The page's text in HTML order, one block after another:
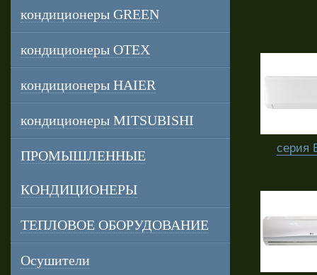
кондиционеры GREEN
кондиционеры OTEX
кондиционеры HAIER
кондиционеры MITSUBISHI
ПРОМЫШЛЕННЫЕ
КОНДИЦИОНЕРЫ
ТЕПЛОВОЕ ОБОРУДОВАНИЕ
Осушители
серия